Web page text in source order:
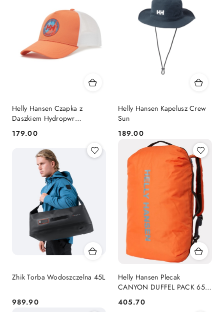
Helly Hansen Czapka z
Daszkiem Hydropwr
Pomarańczowa BF
Cena:
179.00
Helly Hansen Kapelusz Crew
Sun
Cena:
189.00
Zhik Torba Wodoszczelna 45L
Cena:
989.90
Helly Hansen Plecak
CANYON DUFFEL PACK 65L
Cena:
405.70